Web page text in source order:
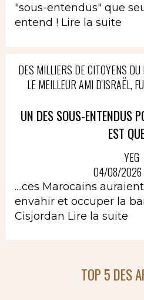
"sous-entendus" que
entend ! Lire la suite
DES MILLIERS DE CITOYENS
LE MEILLEUR AMI D'ISRAËL,
UN DES SOUS-ENTENDUS
EST
YEG
04/08/2026
....ces Marocains
envahir et occuper la
Cisjordan Lire la suite
TOP 5 DES